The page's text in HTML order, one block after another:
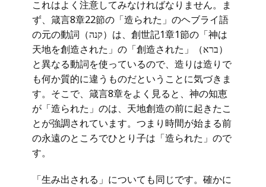
これはよく注意してみなければなりません。ま
ず、箴言8章22節の「造られた」のヘブライ語
の元の動詞（קנה）は、創世記1章1節の「神は
天地を創造された」の「創造された」（ברא）
と異なる動詞を使っているので、造りは造りで
も何か質的に違うものだということに気づきま
す。そこで、箴言8章をよく見ると、神の知恵
が「造られた」のは、天地創造の前に起きたこ
とが強調されています。つまり時間が始まる前
の永遠のところでひとり子は「造られた」ので
す。
「生み出される」についても同じです。確かに